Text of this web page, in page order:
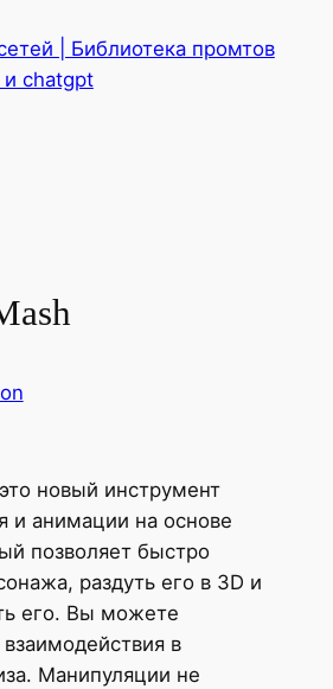
| Библиотека промтов
и chatgpt
новый инструмент
и анимации на основе
позволяет быстро
раздуть его в 3D и
его. Вы можете
в
Манипуляции не